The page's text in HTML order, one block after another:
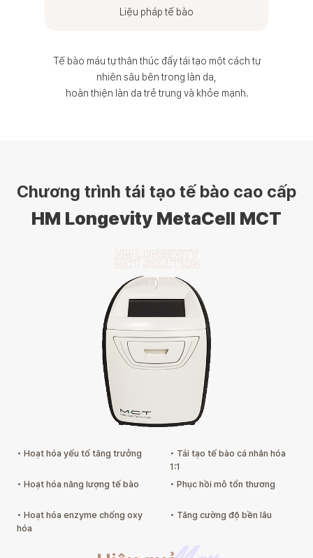
Liệu pháp tế bào
Tế bào máu tự thân thúc đẩy tái tạo một cách tự
nhiên sâu bên trong làn da,
hoàn thiện làn da trẻ trung và khỏe mạnh.
Chương trình tái tạo tế bào cao cấp
HM Longevity MetaCell MCT
HM LONGEVITY
MCT SOLUTION
• Hoạt hóa yếu tố tăng trưởng
• Hoạt hóa năng lượng tế bào
• Hoạt hóa enzyme chống oxy
hóa
• Tái tạo tế bào cá nhân hóa
1:1
• Phục hồi mô tổn thương
• Tăng cường độ bền lâu